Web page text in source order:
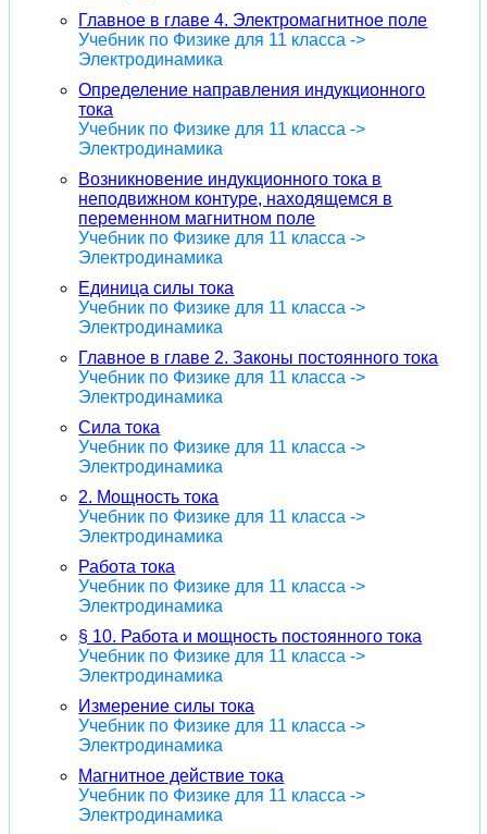
Главное в главе 4. Электромагнитное поле
Учебник по Физике для 11 класса ->
Электродинамика
Определение направления индукционного
тока
Учебник по Физике для 11 класса ->
Электродинамика
Возникновение индукционного тока в
неподвижном контуре, находящемся в
переменном магнитном поле
Учебник по Физике для 11 класса ->
Электродинамика
Единица силы тока
Учебник по Физике для 11 класса ->
Электродинамика
Главное в главе 2. Законы постоянного тока
Учебник по Физике для 11 класса ->
Электродинамика
Сила тока
Учебник по Физике для 11 класса ->
Электродинамика
2. Мощность тока
Учебник по Физике для 11 класса ->
Электродинамика
Работа тока
Учебник по Физике для 11 класса ->
Электродинамика
§ 10. Работа и мощность постоянного тока
Учебник по Физике для 11 класса ->
Электродинамика
Измерение силы тока
Учебник по Физике для 11 класса ->
Электродинамика
Магнитное действие тока
Учебник по Физике для 11 класса ->
Электродинамика